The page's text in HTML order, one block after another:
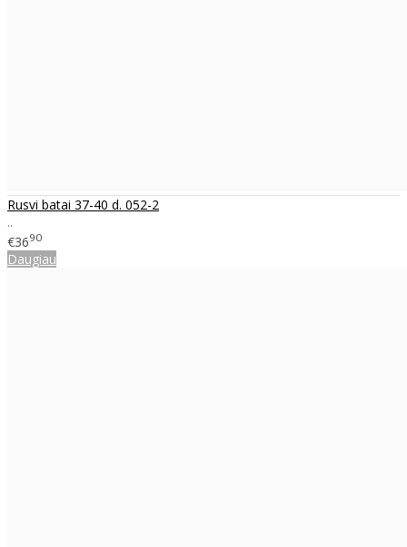
Rusvi batai 37-40 d. 052-2
..
€3690
Daugiau